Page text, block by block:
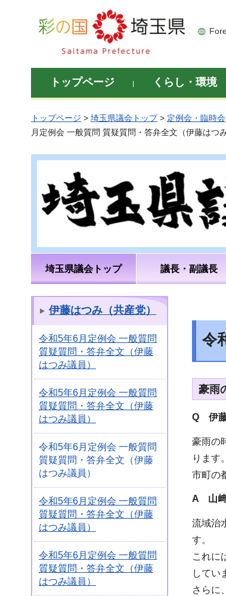
彩の国 埼玉県
トップページ くらし・環境
トップページ > 埼玉県議会トップ> 定例会・臨時会
月定例会 一般質問 質疑質問・答弁全文（伊藤はつみ
埼玉県議会トップ 議長・副議長
伊藤はつみ（共産党）
令和5年6月定例会 一般質問
質疑質問・答弁全文（伊藤
はつみ議員）
令和5年6月定例会 一般質問
質疑質問・答弁全文（伊藤
はつみ議員）
令和5年6月定例会 一般質問
質疑質問・答弁全文（伊藤
はつみ議員）
令和5年6月定例会 一般質問
質疑質問・答弁全文（伊藤
はつみ議員）
令和5年6月定例会 一般質問
質疑質問・答弁全文（伊藤
はつみ議員）
令
豪雨
Q 伊藤
豪雨の
ります。
市町の
A 山﨑
流域治
す。
これに
してい
さらに